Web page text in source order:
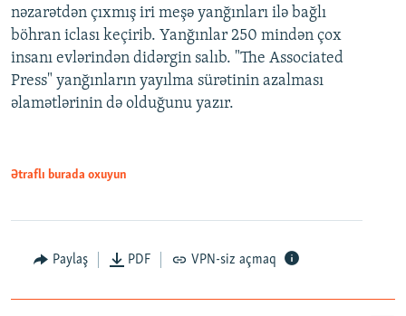
nəzarətdən çıxmış iri meşə yanğınları ilə bağlı
böhran iclası keçirib. Yanğınlar 250 mindən çox
insanı evlərindən didərgin salıb. "The Associated
Press" yanğınların yayılma sürətinin azalması
əlamətlərinin də olduğunu yazır.
Ətraflı burada oxuyun
Paylaş PDF VPN-siz açmaq